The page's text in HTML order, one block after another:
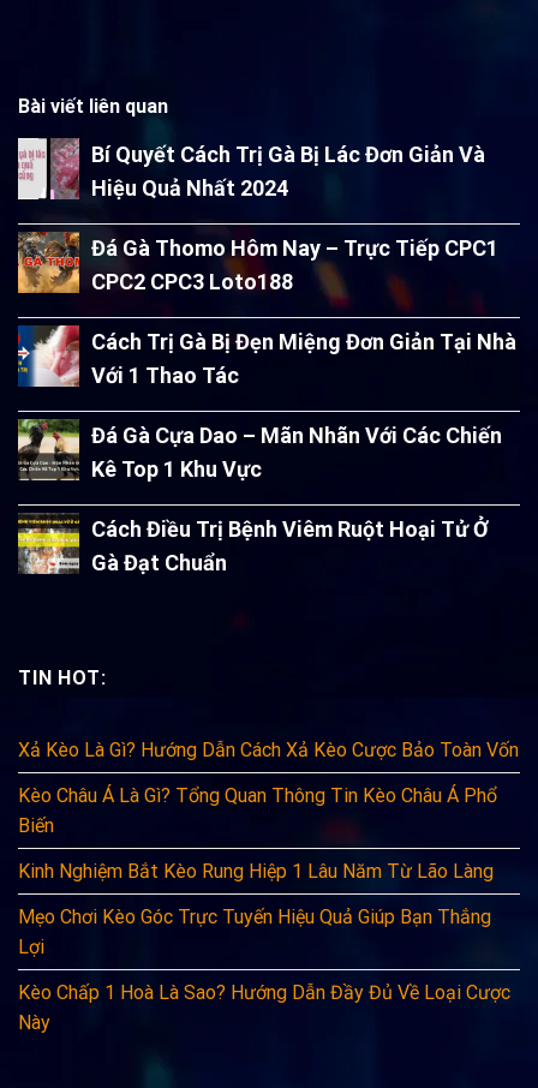
Bài viết liên quan
Bí Quyết Cách Trị Gà Bị Lác Đơn Giản Và
Hiệu Quả Nhất 2024
Đá Gà Thomo Hôm Nay – Trực Tiếp CPC1
CPC2 CPC3 Loto188
Cách Trị Gà Bị Đẹn Miệng Đơn Giản Tại Nhà
Với 1 Thao Tác
Đá Gà Cựa Dao – Mãn Nhãn Với Các Chiến
Kê Top 1 Khu Vực
Cách Điều Trị Bệnh Viêm Ruột Hoại Tử Ở
Gà Đạt Chuẩn
TIN HOT:
Xả Kèo Là Gì? Hướng Dẫn Cách Xả Kèo Cược Bảo Toàn Vốn
Kèo Châu Á Là Gì? Tổng Quan Thông Tin Kèo Châu Á Phổ
Biến
Kinh Nghiệm Bắt Kèo Rung Hiệp 1 Lâu Năm Từ Lão Làng
Mẹo Chơi Kèo Góc Trực Tuyến Hiệu Quả Giúp Bạn Thắng
Lợi
Kèo Chấp 1 Hoà Là Sao? Hướng Dẫn Đầy Đủ Về Loại Cược
Này